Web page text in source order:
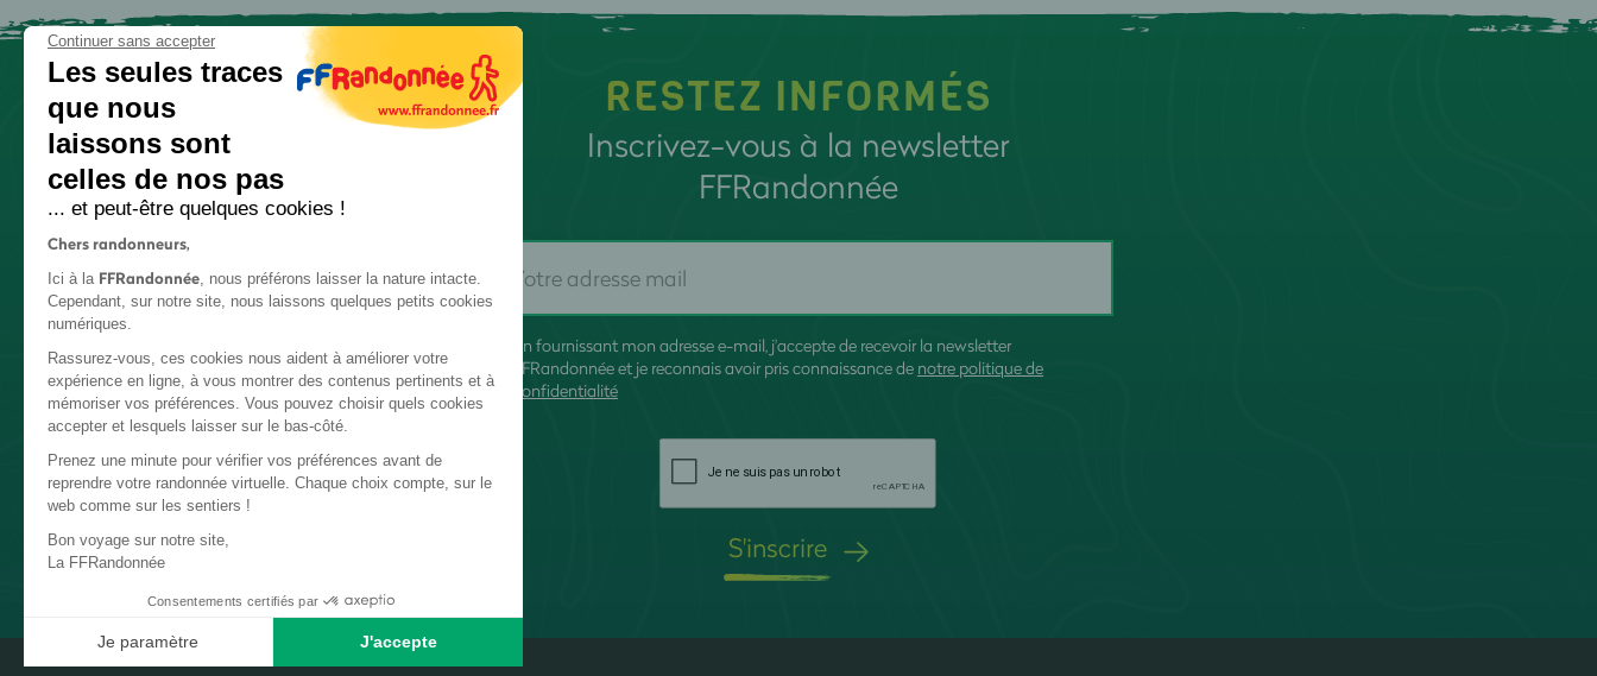
RESTEZ INFORMÉS
Inscrivez-vous à la newsletter
FFRandonnée
En fournissant mon adresse e-mail, j'accepte de recevoir la newsletter
FFRandonnée et je reconnais avoir pris connaissance de notre politique de
confidentialité
S'inscrire
Continuer sans accepter
Les seules traces
que nous
laissons sont
celles de nos pas
... et peut-être quelques cookies !
Chers randonneurs,
Ici à la FFRandonnée, nous préférons laisser la nature intacte.
Cependant, sur notre site, nous laissons quelques petits cookies
numériques.
Rassurez-vous, ces cookies nous aident à améliorer votre
expérience en ligne, à vous montrer des contenus pertinents et à
mémoriser vos préférences. Vous pouvez choisir quels cookies
accepter et lesquels laisser sur le bas-côté.
Prenez une minute pour vérifier vos préférences avant de
reprendre votre randonnée virtuelle. Chaque choix compte, sur le
web comme sur les sentiers !
Bon voyage sur notre site,
La FFRandonnée
Consentements certifiés par
Je paramètre
J'accepte